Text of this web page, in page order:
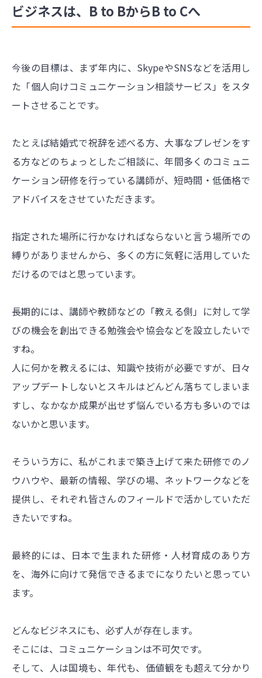
ビジネスは、B to BからB to Cへ
今後の目標は、まず年内に、SkypeやSNSなどを活用し
た「個人向けコミュニケーション相談サービス」をスタ
ートさせることです。
たとえば結婚式で祝辞を述べる方、大事なプレゼンをす
る方などのちょっとしたご相談に、年間多くのコミュニ
ケーション研修を行っている講師が、短時間・低価格で
アドバイスをさせていただきます。
指定された場所に行かなければならないと言う場所での
縛りがありませんから、多くの方に気軽に活用していた
だけるのではと思っています。
長期的には、講師や教師などの「教える側」に対して学
びの機会を創出できる勉強会や協会などを設立したいで
すね。
人に何かを教えるには、知識や技術が必要ですが、日々
アップデートしないとスキルはどんどん落ちてしまいま
すし、なかなか成果が出せず悩んでいる方も多いのでは
ないかと思います。
そういう方に、私がこれまで築き上げて来た研修でのノ
ウハウや、最新の情報、学びの場、ネットワークなどを
提供し、それぞれ皆さんのフィールドで活かしていただ
きたいですね。
最終的には、日本で生まれた研修・人材育成のあり方
を、海外に向けて発信できるまでになりたいと思ってい
ます。
どんなビジネスにも、必ず人が存在します。
そこには、コミュニケーションは不可欠です。
そして、人は国境も、年代も、価値観をも超えて分かり